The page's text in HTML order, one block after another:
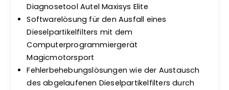
Diagnosetool Autel Maxisys Elite
Softwarelösung für den Ausfall eines
Dieselpartikelfilters mit dem
Computerprogrammiergerät
Magicmotorsport
Fehlerbehebungslösungen wie der Austausch
des abgelaufenen Dieselpartikelfilters durch